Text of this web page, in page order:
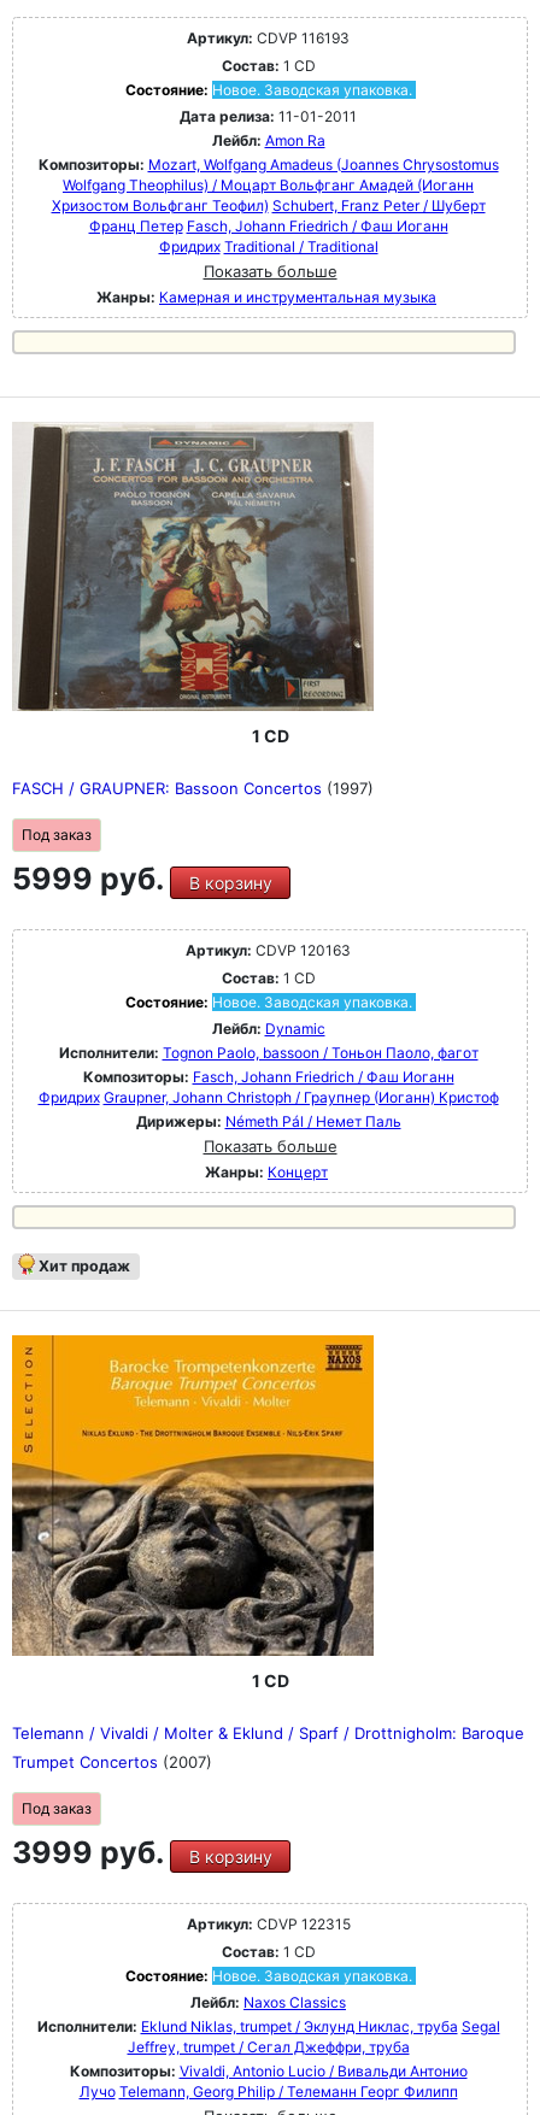
Артикул: CDVP 116193
Состав: 1 CD
Состояние: Новое. Заводская упаковка.
Дата релиза: 11-01-2011
Лейбл: Amon Ra
Композиторы: Mozart, Wolfgang Amadeus (Joannes Chrysostomus
Wolfgang Theophilus) / Моцарт Вольфганг Амадей (Иоганн
Хризостом Вольфганг Теофил) Schubert, Franz Peter / Шуберт
Франц Петер Fasch, Johann Friedrich / Фаш Иоганн
Фридрих Traditional / Traditional
Показать больше
Жанры: Камерная и инструментальная музыка
1 CD
FASCH / GRAUPNER: Bassoon Concertos (1997)
Под заказ
5999 руб. В корзину
Артикул: CDVP 120163
Состав: 1 CD
Состояние: Новое. Заводская упаковка.
Лейбл: Dynamic
Исполнители: Tognon Paolo, bassoon / Тоньон Паоло, фагот
Композиторы: Fasch, Johann Friedrich / Фаш Иоганн
Фридрих Graupner, Johann Christoph / Граупнер (Иоганн) Кристоф
Дирижеры: Németh Pál / Немет Паль
Показать больше
Жанры: Концерт
Хит продаж
1 CD
Telemann / Vivaldi / Molter & Eklund / Sparf / Drottnigholm: Baroque
Trumpet Concertos (2007)
Под заказ
3999 руб. В корзину
Артикул: CDVP 122315
Состав: 1 CD
Состояние: Новое. Заводская упаковка.
Лейбл: Naxos Classics
Исполнители: Eklund Niklas, trumpet / Эклунд Никлас, труба Segal
Jeffrey, trumpet / Сегал Джеффри, труба
Композиторы: Vivaldi, Antonio Lucio / Вивальди Антонио
Лучо Telemann, Georg Philip / Телеманн Георг Филипп